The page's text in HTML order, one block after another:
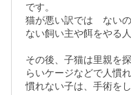
です。
猫が悪い訳では　ない
ない飼い主や餌をやる
その後、子猫は里親を
らいケージなどで人慣
慣れない子は、手術を